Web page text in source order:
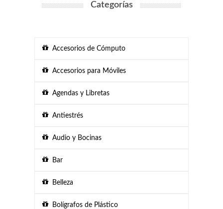
Categorías
Accesorios de Cómputo
Accesorios para Móviles
Agendas y Libretas
Antiestrés
Audio y Bocinas
Bar
Belleza
Bolígrafos de Plástico